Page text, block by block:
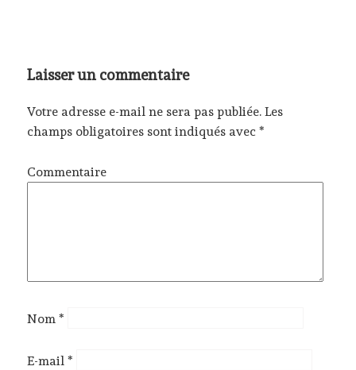
Laisser un commentaire
Votre adresse e-mail ne sera pas publiée. Les
champs obligatoires sont indiqués avec*
Commentaire
Nom*
E-mail*